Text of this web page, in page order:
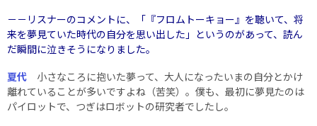
－－リスナーのコメントに、「『フロムトーキョー』を聴いて、将
来を夢見ていた時代の自分を思い出した」というのがあって、読ん
だ瞬間に泣きそうになりました。
夏代 小さなころに抱いた夢って、大人になったいまの自分とかけ
離れていることが多いですよね（苦笑）。僕も、最初に夢見たのは
パイロットで、つぎはロボットの研究者でしたし。